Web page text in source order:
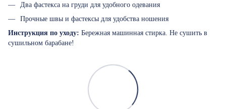
Два фастекса на груди для удобного одевания
Прочные швы и фастексы для удобства ношения
Инструкция по уходу: Бережная машинная стирка. Не сушить в
сушильном барабане!